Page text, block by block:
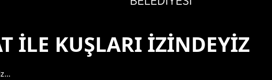
İLE KUŞLARI İZİNDEYİZ